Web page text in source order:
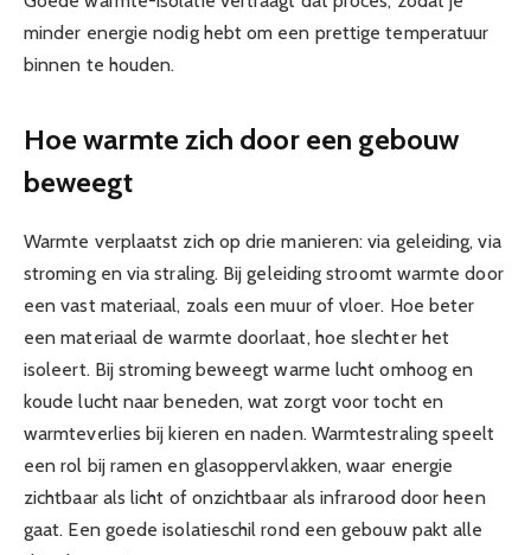
minder energie nodig hebt om een prettige temperatuur
binnen te houden.
Hoe warmte zich door een gebouw
beweegt
Warmte verplaatst zich op drie manieren: via geleiding, via
stroming en via straling. Bij geleiding stroomt warmte door
een vast materiaal, zoals een muur of vloer. Hoe beter
een materiaal de warmte doorlaat, hoe slechter het
isoleert. Bij stroming beweegt warme lucht omhoog en
koude lucht naar beneden, wat zorgt voor tocht en
warmteverlies bij kieren en naden. Warmtestraling speelt
een rol bij ramen en glasoppervlakken, waar energie
zichtbaar als licht of onzichtbaar als infrarood door heen
gaat. Een goede isolatieschil rond een gebouw pakt alle